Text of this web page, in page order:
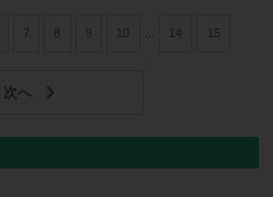
7 8 9 10 14 15